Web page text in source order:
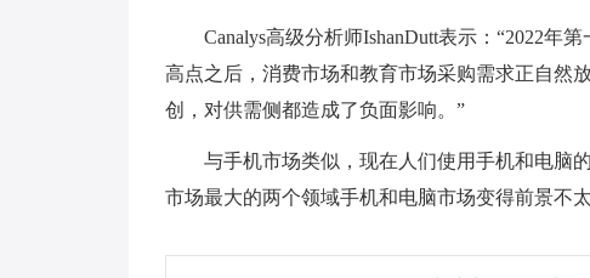
Canalys高级分析师IshanDutt表示：“2022年
高点之后，消费市场和教育市场采购需求正自然
创，对供需侧都造成了负面影响。”
与手机市场类似，现在人们使用手机和电脑
市场最大的两个领域手机和电脑市场变得前景不太